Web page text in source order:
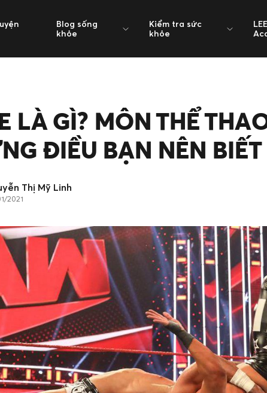
Blog sống
khỏe
Kiểm tra sức
khỏe
LÀ GÌ? MÔN THỂ
ĐIỀU BẠN NÊN BIẾT
Thị Mỹ Linh
2021